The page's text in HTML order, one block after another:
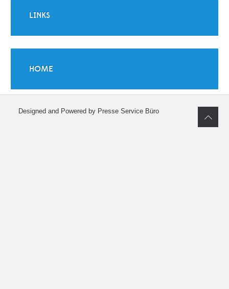
LINKS
HOME
Designed and Powered by Presse Service Büro